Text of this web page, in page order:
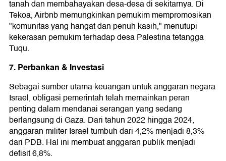
tanah dan membahayakan desa-desa di sekitarnya. Di
Tekoa, Airbnb memungkinkan pemukim mempromosikan
"komunitas yang hangat dan penuh kasih," menutupi
kekerasan pemukim terhadap desa Palestina tetangga
Tuqu.
7. Perbankan & Investasi
Sebagai sumber utama keuangan untuk anggaran negara
Israel, obligasi pemerintah telah memainkan peran
penting dalam mendanai serangan yang sedang
berlangsung di Gaza. Dari tahun 2022 hingga 2024,
anggaran militer Israel tumbuh dari 4,2% menjadi 8,3%
dari PDB. Hal ini membuat anggaran publik menjadi
defisit 6,8%.